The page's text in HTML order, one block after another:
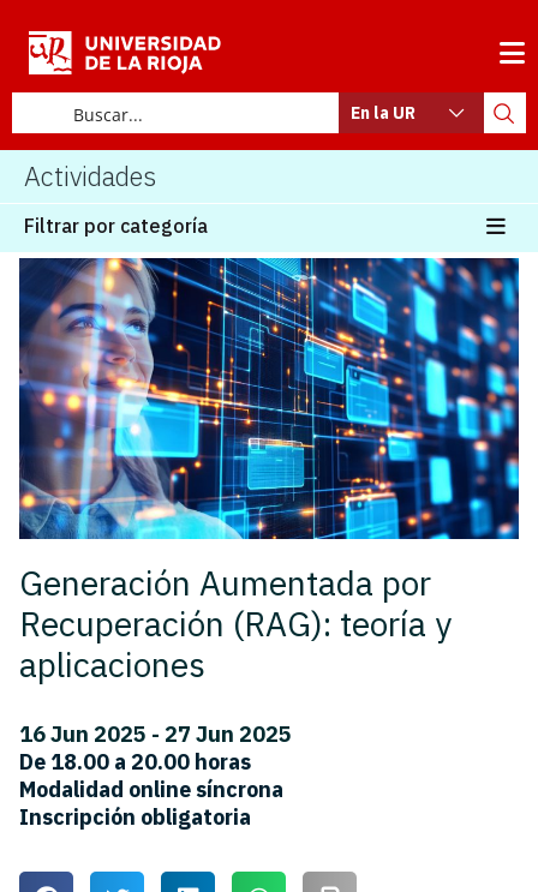
En la UR
Actividades
Filtrar por categoría
Generación Aumentada por
Recuperación (RAG): teoría y
aplicaciones
16 Jun 2025 - 27 Jun 2025
De 18.00 a 20.00 horas
Modalidad online síncrona
Inscripción obligatoria